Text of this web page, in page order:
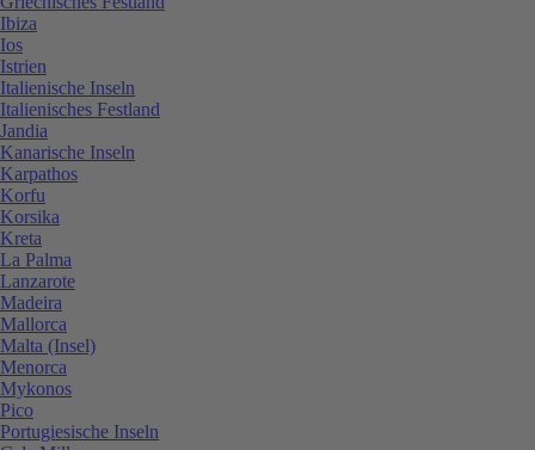
Ibiza
Ios
Istrien
Italienische Inseln
Italienisches Festland
Jandia
Kanarische Inseln
Karpathos
Korfu
Korsika
Kreta
La Palma
Lanzarote
Madeira
Mallorca
Malta (Insel)
Menorca
Mykonos
Pico
Portugiesische Inseln